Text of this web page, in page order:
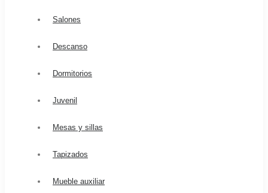
Salones
Descanso
Dormitorios
Juvenil
Mesas y sillas
Tapizados
Mueble auxiliar